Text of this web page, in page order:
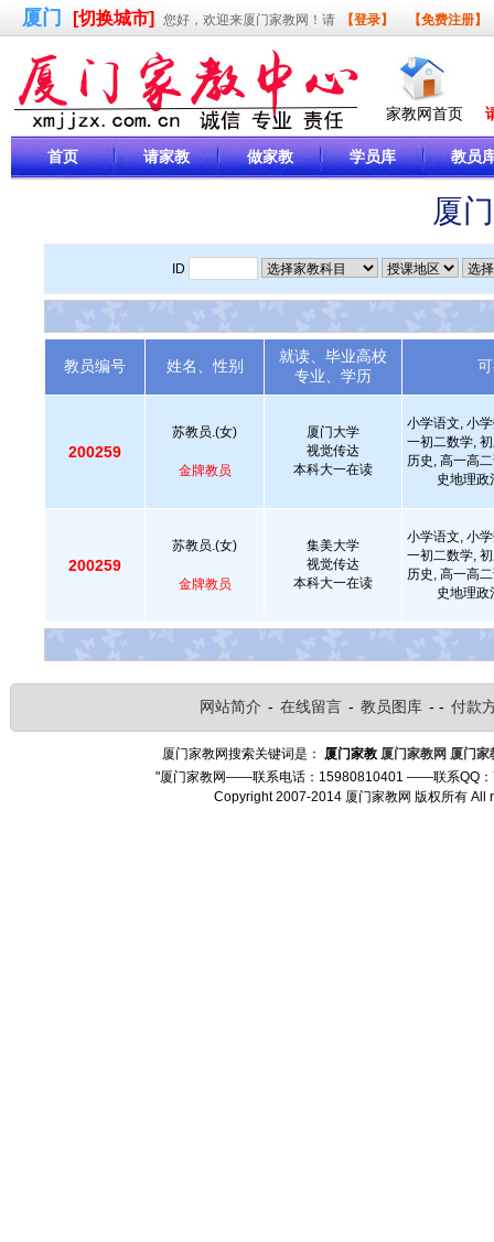
厦门 [切换城市] 您好，欢迎来厦门家教网！请 【登录】 【免费注册】
家教网首页
首页 请家教 做家教 学员库 教员
厦
ID
教员编号 姓名、性别
就读、毕业高校
专业、学历
200259
苏教员.(女)
金牌教员
厦门大学
视觉传达
本科大一在读
小学语文, 小
一初二数学,
历史, 高一高
史地理政
200259
苏教员.(女)
金牌教员
集美大学
视觉传达
本科大一在读
小学语文, 小
一初二数学,
历史, 高一高
史地理政
网站简介 - 在线留言 - 教员图库 - - 付款
厦门家教网搜索关键词是： 厦门家教 厦门家教网 厦门家
"厦门家教网——联系电话：15980810401 ——联系QQ
Copyright 2007-2014 厦门家教网 版权所有